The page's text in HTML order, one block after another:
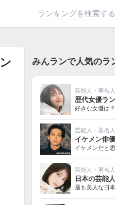
みんランで人気のラ
芸能人・著名人
歴代女優ラ
好きな女優は？
芸能人・著名人
イケメン俳
イケメンだと
芸能人・著名人
日本の芸能
最も美人な日